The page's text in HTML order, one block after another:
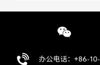
办公电话：+86-